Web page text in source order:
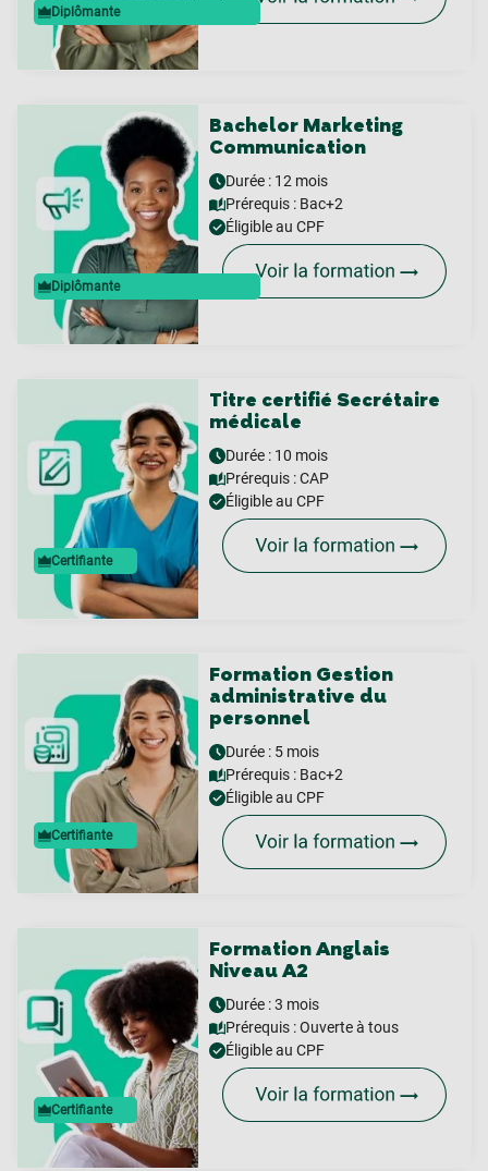
Diplômante
Diplômante
Bachelor Marketing
Communication
Durée : 12 mois
Prérequis : Bac+2
Éligible au CPF
Certifiante
Titre certifié Secrétaire
médicale
Durée : 10 mois
Prérequis :CAP
Éligible au CPF
Certifiante
Formation Gestion
administrative du
personnel
Durée : 5 mois
Prérequis : Bac+2
Éligible au CPF
Certifiante
Formation Anglais
Niveau A2
Durée : 3 mois
Prérequis :Ouverte à tous
Éligible au CPF